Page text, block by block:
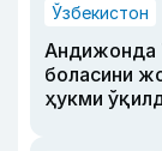
Ўзбекистон
Андижонда
боласини
ҳукми